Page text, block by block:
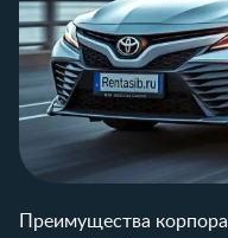
Преимущества